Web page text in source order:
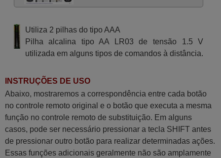
Utiliza 2 pilhas do tipo AAA
Pilha alcalina tipo AA LR03 de tensão 1.5 V
utilizada em alguns tipos de comandos à distância.
INSTRUÇÕES DE USO
Abaixo, mostraremos a correspondência entre cada botão
no controle remoto original e o botão que executa a mesma
função no controle remoto de substituição. Em alguns
casos, pode ser necessário pressionar a tecla SHIFT antes
de pressionar outro botão para realizar determinadas ações.
Essas funções adicionais geralmente não são amplamente